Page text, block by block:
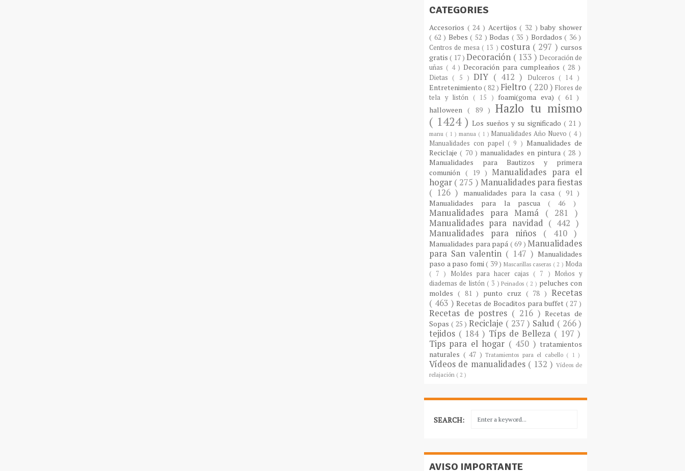
CATEGORIES
Accesorios ( 24 ) Acertijos( 32 )baby shower
( 62 ) Bebes( 52 )Bodas ( 35 ) Bordados( 36 )
Centros de mesa ( 13 ) costura ( 297 )cursos
gratis( 17 )Decoración ( 133 ) Decoración de
uñas ( 4 )Decoración para cumpleaños ( 28 )
Dietas ( 5 )DIY ( 412 ) Dulceros ( 14 )
Entretenimiento( 82 ) Fieltro ( 220 ) Flores de
tela y listón ( 15 ) foami(goma eva)( 61 )
halloween( 89 )Hazlo tu mismo
( 1424 ) Los sueños y su significado ( 21 )
manu ( 1 ) manua ( 1 ) Manualidades Año Nuevo ( 4 )
Manualidades con papel ( 9 )Manualidades de
Reciclaje( 70 ) manualidades en pintura( 28 )
Manualidades para Bautizos y primera
comunión ( 19 ) Manualidades para el
hogar ( 275 ) Manualidades para fiestas
( 126 )
manualidades para la casa( 91 )
Manualidades para la pascua( 46 )
Manualidades para Mamá ( 281 )
Manualidades para navidad ( 442 )
Manualidades para niños ( 410 )
Manualidades para papá ( 69 ) Manualidades
para San valentin ( 147 ) Manualidades
paso a paso fomi( 39 ) Mascarillas caseras ( 2 ) Moda
( 7 ) Moldes para hacer cajas ( 7 ) Moños y
diademas de listón ( 3 )Peinados ( 2 ) peluches con
moldes ( 81 ) punto cruz ( 78 )Recetas
( 463 )Recetas de Bocaditos para buffet ( 27 )
Recetas de postres ( 216 )Recetas de
Sopas ( 25 ) Reciclaje ( 237 ) Salud ( 266 )
tejidos ( 184 ) Típs de Belleza ( 197 )
Tips para el hogar ( 450 )tratamientos
naturales ( 47 )Tratamientos para el cabello ( 1 )
Vídeos de manualidades ( 132 ) Vídeos de
relajación ( 2 )
SEARCH:
AVISO IMPORTANTE